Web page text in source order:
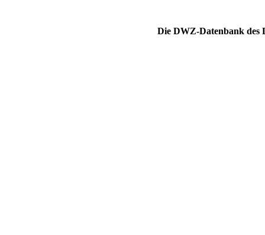
Die DWZ-Datenbank des